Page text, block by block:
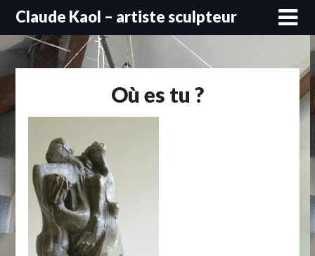
Skip
content
Claude Kaol – artiste sculpteur
Où es tu ?